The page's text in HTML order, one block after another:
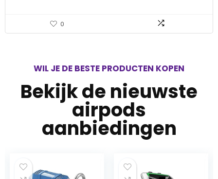
0
WIL JE DE BESTE PRODUCTEN KOPEN
Bekijk de nieuwste
airpods
aanbiedingen